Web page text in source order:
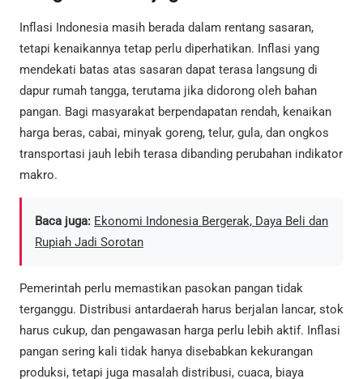
Inflasi Indonesia masih berada dalam rentang sasaran,
tetapi kenaikannya tetap perlu diperhatikan. Inflasi yang
mendekati batas atas sasaran dapat terasa langsung di
dapur rumah tangga, terutama jika didorong oleh bahan
pangan. Bagi masyarakat berpendapatan rendah, kenaikan
harga beras, cabai, minyak goreng, telur, gula, dan ongkos
transportasi jauh lebih terasa dibanding perubahan indikator
makro.
Baca juga: Ekonomi Indonesia Bergerak, Daya Beli dan
Rupiah Jadi Sorotan
Pemerintah perlu memastikan pasokan pangan tidak
terganggu. Distribusi antardaerah harus berjalan lancar, stok
harus cukup, dan pengawasan harga perlu lebih aktif. Inflasi
pangan sering kali tidak hanya disebabkan kekurangan
produksi, tetapi juga masalah distribusi, cuaca, biaya